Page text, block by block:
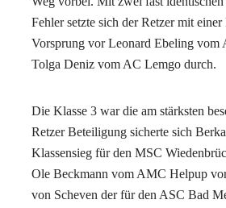
Fehler setzte sich der Retzer mit
Vorsprung vor Leonard Ebeling vom
Tolga Deniz vom AC Lemgo durch.
Die Klasse 3 war die am stärksten
Retzer Beteiligung sicherte sich
Klassensieg für den MSC
Ole Beckmann vom AMC Helpup
von Scheven der für den ASC Bad